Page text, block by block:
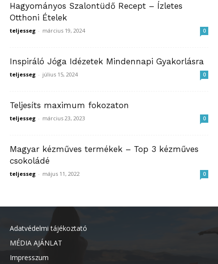
Hagyományos Szalontüdő Recept – Ízletes
Otthoni Ételek
teljesseg - március 19, 2024 0
Inspiráló Jóga Idézetek Mindennapi Gyakorlásra
teljesseg - július 15, 2024 0
Teljesíts maximum fokozaton
teljesseg - március 23, 2023 0
Magyar kézműves termékek – Top 3 kézműves
csokoládé
teljesseg - május 11, 2022 0
Adatvédelmi tájékoztató
MÉDIA AJÁNLAT
Impresszum